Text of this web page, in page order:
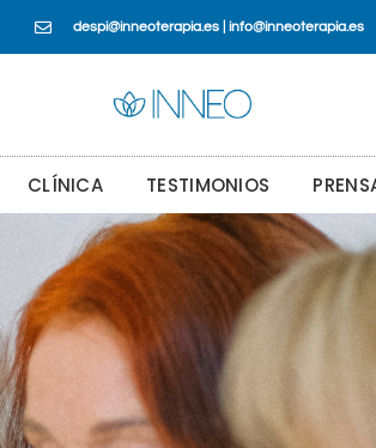
despi@inneoterapia.es | info@inneoterapia.es
CLÍNICA TESTIMONIOS